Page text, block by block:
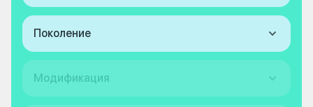
Поколение
Модификация